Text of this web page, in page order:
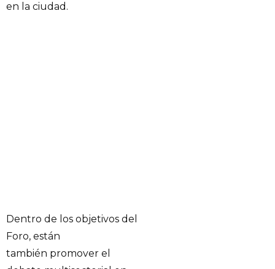
en la ciudad.
Dentro de los objetivos del
Foro, están
también promover el